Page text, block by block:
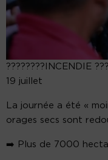
????????INCENDIE
19 juillet
La journée a été «
orages secs sont
➡️ Plus de 7000